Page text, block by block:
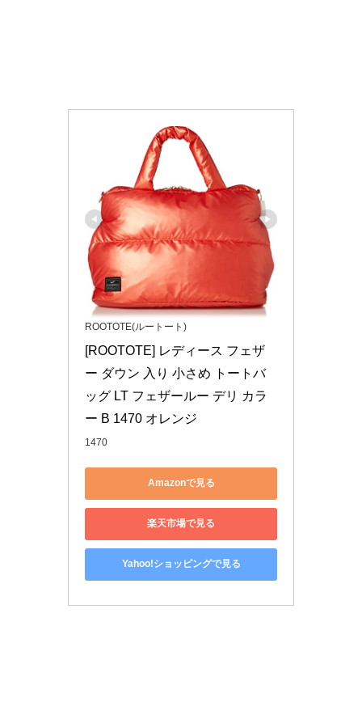
ROOTOTE(ルートート)
[ROOTOTE] レディース フェザ
ー ダウン 入り 小さめ トートバ
ッグ LT フェザールー デリ カラ
ー B 1470 オレンジ
1470
Amazonで見る
楽天市場で見る
Yahoo!ショッピングで見る